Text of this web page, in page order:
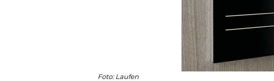
Foto: Laufen